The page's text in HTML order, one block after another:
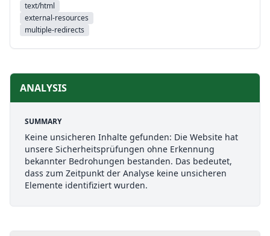
text/html
external-resources
multiple-redirects
ANALYSIS
SUMMARY
Keine unsicheren Inhalte gefunden: Die Website hat
unsere Sicherheitsprüfungen ohne Erkennung
bekannter Bedrohungen bestanden. Das bedeutet,
dass zum Zeitpunkt der Analyse keine unsicheren
Elemente identifiziert wurden.